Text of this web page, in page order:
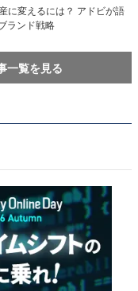
に変えるには？ アドビが語
ランド戦略
一覧を見る